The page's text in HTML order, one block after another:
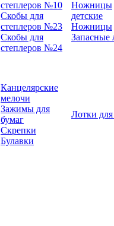
степлеров №10
Скобы для
степлеров №23
Скобы для
степлеров №24
Ножницы
детские
Ножницы
Запасные
Канцелярские
мелочи
Зажимы для
бумаг
Скрепки
Булавки
Лотки